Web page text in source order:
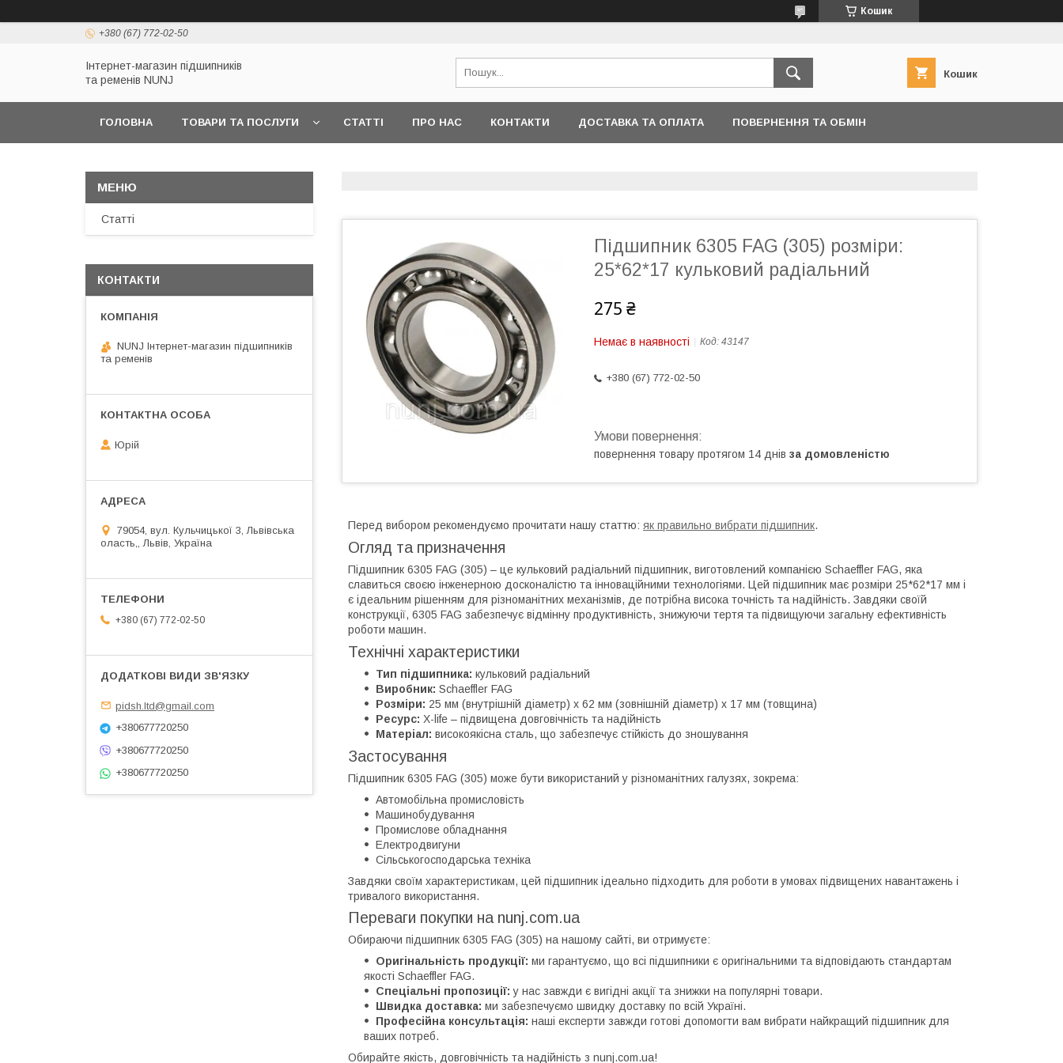
Кошик
+380 (67) 772-02-50
Інтернет-магазин підшипників
та ременів NUNJ
Кошик
ГОЛОВНА ТОВАРИ ТА ПОСЛУГИ СТАТТІ ПРО НАС КОНТАКТИ ДОСТАВКА ТА ОПЛАТА ПОВЕРНЕННЯ ТА ОБМІН
Підшипник 6305 FAG (305) розміри:
25*62*17 кульковий радіальний
275 ₴
Немає в наявності Код: 43147
+380 (67) 772-02-50
повернення товару протягом 14 днів за домовленістю
Перед вибором рекомендуємо прочитати нашу статтю: як правильно вибрати підшипник.
Огляд та призначення
Підшипник 6305 FAG (305) – це кульковий радіальний підшипник, виготовлений компанією Schaeffler FAG, яка
славиться своєю інженерною досконалістю та інноваційними технологіями. Цей підшипник має розміри 25*62*17 мм і
є ідеальним рішенням для різноманітних механізмів, де потрібна висока точність та надійність. Завдяки своїй
конструкції, 6305 FAG забезпечує відмінну продуктивність, знижуючи тертя та підвищуючи загальну ефективність
роботи машин.
Технічні характеристики
Тип підшипника: кульковий радіальний
Виробник: Schaeffler FAG
Розміри: 25 мм (внутрішній діаметр) x 62 мм (зовнішній діаметр) x 17 мм (товщина)
Ресурс: X-life – підвищена довговічність та надійність
Матеріал: високоякісна сталь, що забезпечує стійкість до зношування
Застосування
Підшипник 6305 FAG (305) може бути використаний у різноманітних галузях, зокрема:
Автомобільна промисловість
Машинобудування
Промислове обладнання
Електродвигуни
Сільськогосподарська техніка
Завдяки своїм характеристикам, цей підшипник ідеально підходить для роботи в умовах підвищених навантажень і
тривалого використання.
Переваги покупки на nunj.com.ua
Обираючи підшипник 6305 FAG (305) на нашому сайті, ви отримуєте:
Оригінальність продукції: ми гарантуємо, що всі підшипники є оригінальними та відповідають стандартам
якості Schaeffler FAG.
Спеціальні пропозиції: у нас завжди є вигідні акції та знижки на популярні товари.
Швидка доставка: ми забезпечуємо швидку доставку по всій Україні.
Професійна консультація: наші експерти завжди готові допомогти вам вибрати найкращий підшипник для
ваших потреб.
Обирайте якість, довговічність та надійність з nunj.com.ua!
Статті
КОНТАКТИ
NUNJ Інтернет-магазин підшипників
та ременів
Юрій
79054, вул. Кульчицької 3, Львівська
оласть,, Львів, Україна
+380 (67) 772-02-50
pidsh.ltd@gmail.com
+380677720250
+380677720250
+380677720250